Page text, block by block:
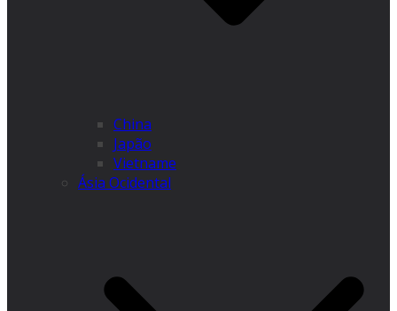
China
Japão
Vietname
Ásia Ocidental